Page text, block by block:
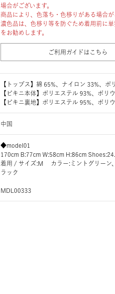
場合がございます。
商品により、色落ち・色移りがある場合が
濃色品は、色移り等を防ぐため着用前に単
をお勧めします。
ご利用ガイドはこちら
【トップス】綿 65%、ナイロン 33%、ポ
【ビキニ本体】ポリエステル 93%、ポリ
【ビキニ裏地】ポリエステル 95%、ポリ
中国
◆model01
170cm B:77cm W:58cm H:86cm
着用 / サイズ:M カラー:ミントグリーン
ラック
MDL00333